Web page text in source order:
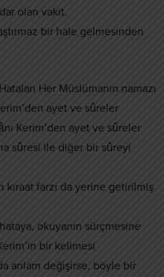
olan vakit.
bir hale gelmesinden
Her Müslümanın namazı
ayet ve sûreler
Kerim’den ayet ve sûreler
sûresi ile diğer bir sûreyi
farzı da yerine getirilmiş
okuyanın sürçmesine
bir kelimesi
anlam değişirse, böyle bir